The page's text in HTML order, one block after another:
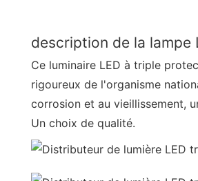
description de la lampe
Ce luminaire LED à triple
rigoureux de l'organisme
corrosion et au vieillissement,
Un choix de qualité.